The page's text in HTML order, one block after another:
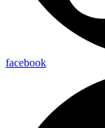
facebook